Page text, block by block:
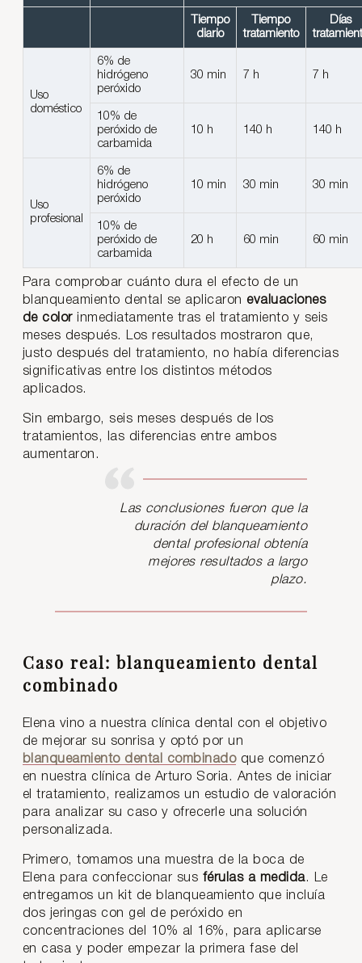
Tiempo
diario
Tiempo
tratamiento
Días
Uso
doméstico
6% de
hidrógeno
peróxido
30 min 7 h 7 h
10% de
peróxido de
carbamida
10 h 140 h 140 h
Uso
profesional
6% de
hidrógeno
peróxido
10 min 30 min 30 min
10% de
peróxido de
carbamida
20 h 60 min 60 min
Para comprobar cuánto dura el efecto de un
blanqueamiento dental se aplicaron evaluaciones
de colorinmediatamente tras el tratamiento y seis
meses después. Los resultados mostraron que,
justo después del tratamiento, no había diferencias
significativas entre los distintos métodos
aplicados.
Sin embargo, seis meses después de los
tratamientos, las diferencias entre ambos
aumentaron.
Las conclusiones fueron que la
duración del blanqueamiento
dental profesional obtenía
mejores resultados a largo
plazo.
Caso real: blanqueamiento dental
combinado
Elena vino a nuestra clínica dental con el objetivo
de mejorar su sonrisa y optó por un
blanqueamiento dental combinadoque comenzó
en nuestra clínica de Arturo Soria. Antes de iniciar
el tratamiento, realizamos un estudio de valoración
para analizar su caso y ofrecerle una solución
personalizada.
Primero, tomamos una muestra de la boca de
Elena para confeccionar sus férulas a medida. Le
entregamos un kit de blanqueamiento que incluía
dos jeringas con gel de peróxido en
concentraciones del 10% al 16%, para aplicarse
en casa y poder empezar la primera fase del